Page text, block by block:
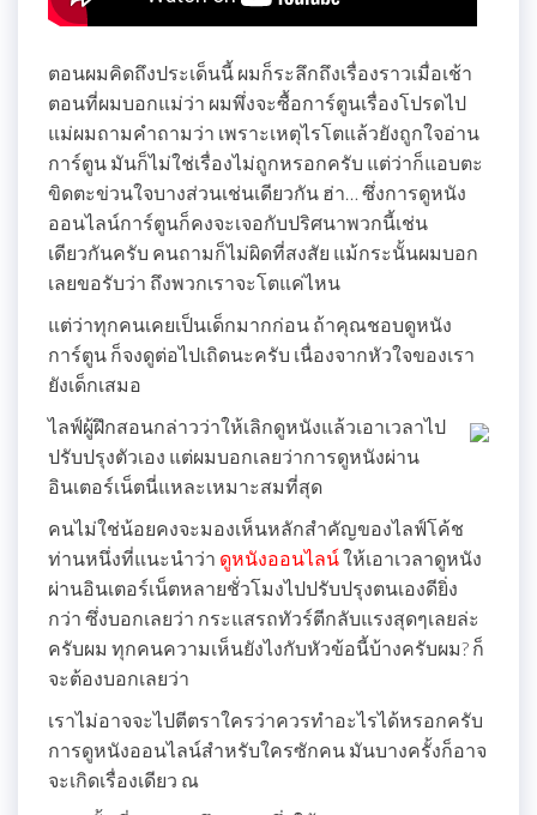
ตอนผมคิดถึงประเด็นนี้ ผมก็ระลึกถึงเรื่องราวเมื่อเช้า
ตอนที่ผมบอกแม่ว่า ผมพึ่งจะซื้อการ์ตูนเรื่องโปรดไป
แม่ผมถามคำถามว่า เพราะเหตุไรโตแล้วยังถูกใจอ่าน
การ์ตูน มันก็ไม่ใช่เรื่องไม่ถูกหรอกครับ แต่ว่าก็แอบตะ
ขิดตะข่วนใจบางส่วนเช่นเดียวกัน ฮ่า… ซึ่งการดูหนัง
ออนไลน์การ์ตูนก็คงจะเจอกับปริศนาพวกนี้เช่น
เดียวกันครับ คนถามก็ไม่ผิดที่สงสัย แม้กระนั้นผมบอก
เลยขอรับว่า ถึงพวกเราจะโตแค่ไหน
แต่ว่าทุกคนเคยเป็นเด็กมากก่อน ถ้าคุณชอบดูหนัง
การ์ตูน ก็จงดูต่อไปเถิดนะครับ เนื่องจากหัวใจของเรา
ยังเด็กเสมอ
ไลฟ์ผู้ฝึกสอนกล่าวว่าให้เลิกดูหนังแล้วเอาเวลาไป
ปรับปรุงตัวเอง แต่ผมบอกเลยว่าการดูหนังผ่าน
อินเตอร์เน็ตนี่แหละเหมาะสมที่สุด
คนไม่ใช่น้อยคงจะมองเห็นหลักสำคัญของไลฟ์โค้ช
ท่านหนึ่งที่แนะนำว่า ดูหนังออนไลน์ให้เอาเวลาดูหนัง
ผ่านอินเตอร์เน็ตหลายชั่วโมงไปปรับปรุงตนเองดียิ่ง
กว่า ซึ่งบอกเลยว่า กระแสรถทัวร์ตีกลับแรงสุดๆเลยล่ะ
ครับผม ทุกคนความเห็นยังไงกับหัวข้อนี้บ้างครับผม? ก็
จะต้องบอกเลยว่า
เราไม่อาจจะไปตีตราใครว่าควรทำอะไรได้หรอกครับ
การดูหนังออนไลน์สำหรับใครซักคน มันบางครั้งก็อาจ
จะเกิดเรื่องเดียว ณ